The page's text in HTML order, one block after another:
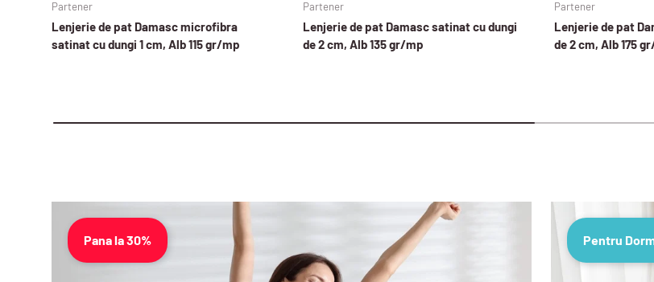
Partener
Lenjerie de pat Damasc microfibra
satinat cu dungi 1 cm, Alb 115 gr/mp
Partener
Lenjerie de pat Damasc satinat cu dungi
de 2 cm, Alb 135 gr/mp
Partener
Lenjerie de pat
de 2 cm, Alb 175
Pana la 30% Pentru